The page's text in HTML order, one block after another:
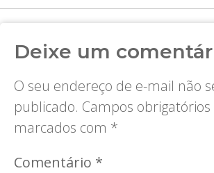
Deixe um
O seu endereço de e-mail não
publicado. Campos obrigatórios
marcados com *
Comentário *